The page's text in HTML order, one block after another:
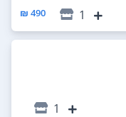
1
490 ₪
1